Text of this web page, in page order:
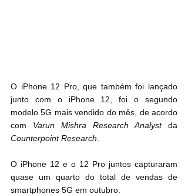
O iPhone 12 Pro, que também foi lançado
junto com o iPhone 12, foi o segundo
modelo 5G mais vendido do mês, de acordo
com Varun Mishra Research Analyst
Counterpoint Research
O iPhone 12 e o 12 Pro juntos capturaram
quase um quarto do total de vendas de
smartphones 5G em outubro.